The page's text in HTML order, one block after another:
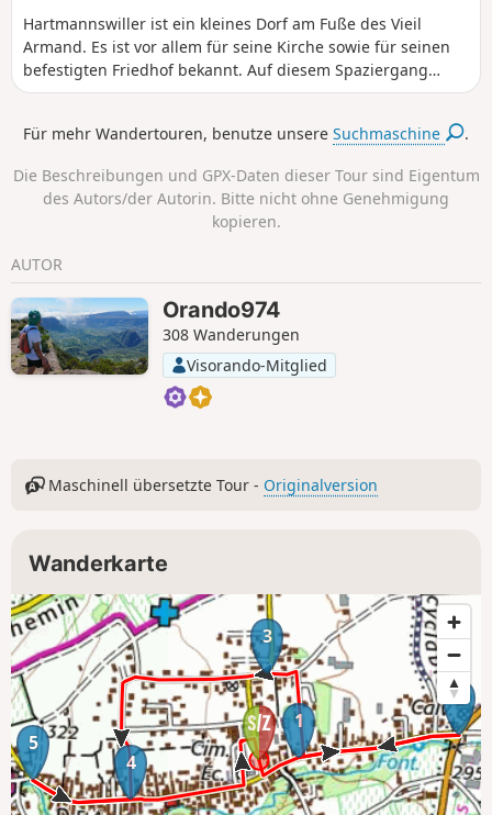
Hartmannswiller ist ein kleines Dorf am Fuße des Vieil
Armand. Es ist vor allem für seine Kirche sowie für seinen
befestigten Friedhof bekannt. Auf diesem Spaziergang
lassen sich weitere Orte mit Kulturtafeln entdecken, wie das
Um die Erkundung der Gegend abzurunden, kann man
Wuenheim verbinden.
Für mehr Wandertouren, benutze unsereSuchmaschine .
Die Beschreibungen und GPX-Daten dieser Tour sind Eigentum
des Autors/der Autorin. Bitte nicht ohne Genehmigung
kopieren.
AUTOR
Orando974
308 Wanderungen
Visorando-Mitglied
Maschinell übersetzte Tour - Originalversion
Wanderkarte
1
2
3
4
5